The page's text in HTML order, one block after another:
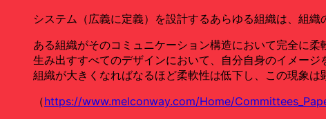
システム（広義に定義）を設計するあらゆる組織は、組
ある組織がそのコミュニケーション構造において完全に柔
生み出すすべてのデザインにおいて、自分自身のイメージ
組織が大きくなればなるほど柔軟性は低下し、この現象は
（https://www.melconway.com/Home/